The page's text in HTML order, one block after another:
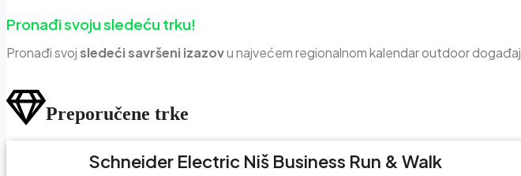
Pronađi svoju sledeću trku!
Pronađi svojsledeći savršeni izazovu najvećem regionalnom kalendar outdoor
Preporučene trke
Schneider Electric Niš Business Run & Walk